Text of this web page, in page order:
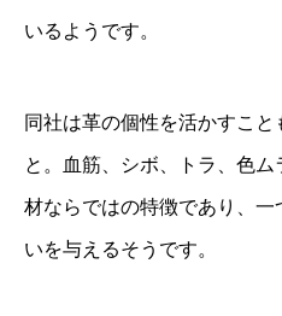
いるようです。
同社は革の個性を活かすこ
と。血筋、シボ、トラ、色
材ならではの特徴であり、
いを与えるそうです。